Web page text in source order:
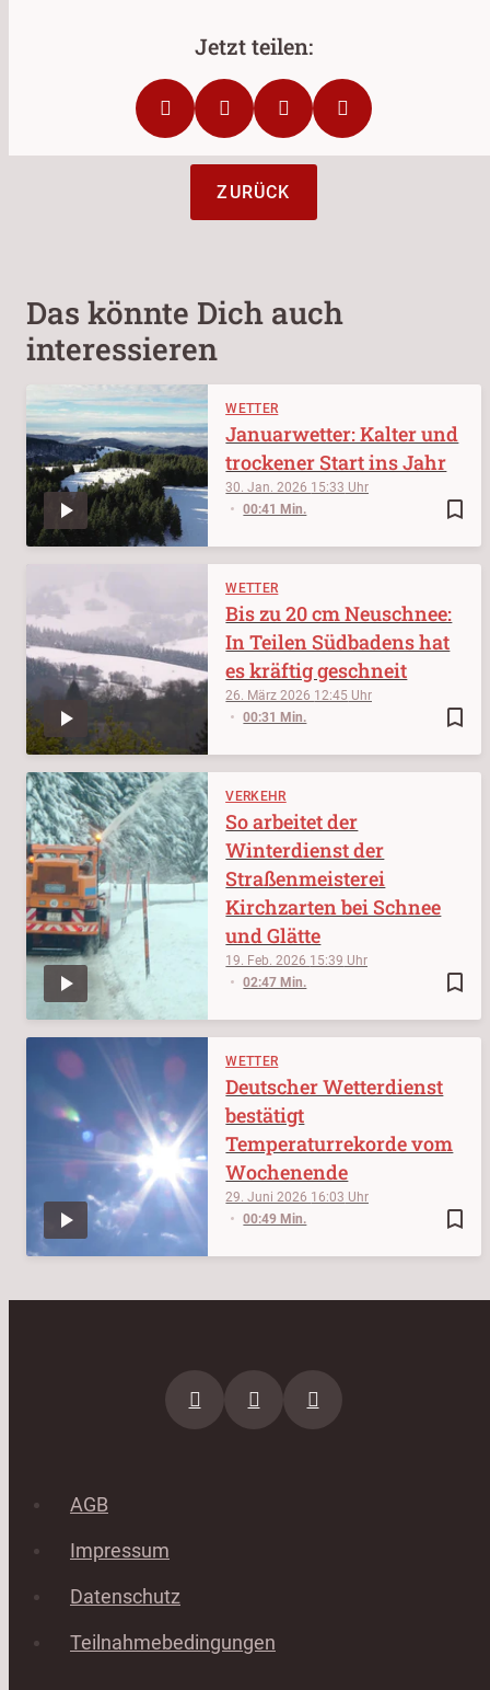
ZURÜCK
Das könnte Dich auch
interessieren
WETTER
bookmark_border
30. Jan. 2026 15:33
00:41 Min.
Januarwetter: Kalter und
trockener Start ins Jahr
WETTER
bookmark_border
26. März 2026 12:45
00:31 Min.
Bis zu 20 cm Neuschnee:
In Teilen Südbadens hat
es kräftig geschneit
VERKEHR
bookmark_border
19. Feb. 2026 15:39
02:47 Min.
So arbeitet der
Winterdienst der
Straßenmeisterei
Kirchzarten bei Schnee
und Glätte
WETTER
bookmark_border
29. Juni 2026 16:03
00:49 Min.
Deutscher Wetterdienst
bestätigt
Temperaturrekorde vom
Wochenende
AGB
Impressum
Datenschutz
Teilnahmebedingungen